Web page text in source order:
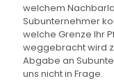
welchem
Subunternehmer
welche Grenze Ihr
weggebracht wird
Abgabe an
uns nicht in Frage.